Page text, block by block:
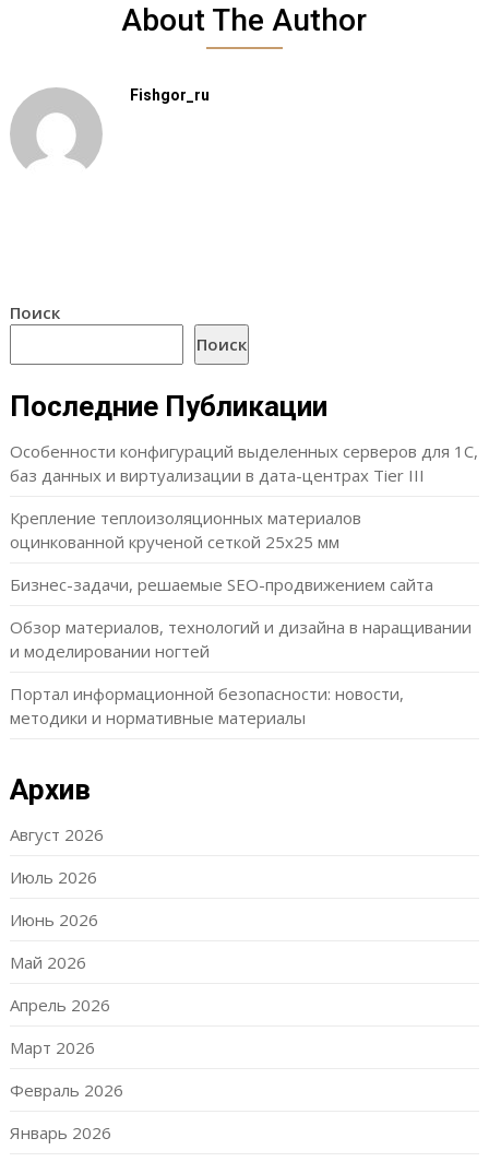
About The Author
Fishgor_ru
Поиск
Поиск
Последние Публикации
Особенности конфигураций выделенных серверов для 1С,
баз данных и виртуализации в дата-центрах Tier III
Крепление теплоизоляционных материалов
оцинкованной крученой сеткой 25х25 мм
Бизнес-задачи, решаемые SEO-продвижением сайта
Обзор материалов, технологий и дизайна в наращивании
и моделировании ногтей
Портал информационной безопасности: новости,
методики и нормативные материалы
Архив
Август 2026
Июль 2026
Июнь 2026
Май 2026
Апрель 2026
Март 2026
Февраль 2026
Январь 2026